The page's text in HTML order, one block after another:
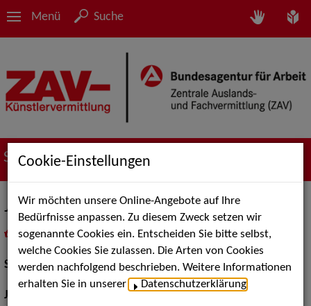
Menü Suche
Suche nach Künstler*innen
Jochen Fahr
als PDF speichern
inMeine Merklistelegen
Schauspiel:Film und TV
Jahrgang:
Cookie-Einstellungen
Wir möchten unsere Online-Angebote auf Ihre
Bedürfnisse anpassen. Zu diesem Zweck setzen wir
sogenannte Cookies ein. Entscheiden Sie bitte selbst,
welche Cookies Sie zulassen. Die Arten von Cookies
werden nachfolgend beschrieben. Weitere Informationen
erhalten Sie in unserer
Datenschutzerklärung